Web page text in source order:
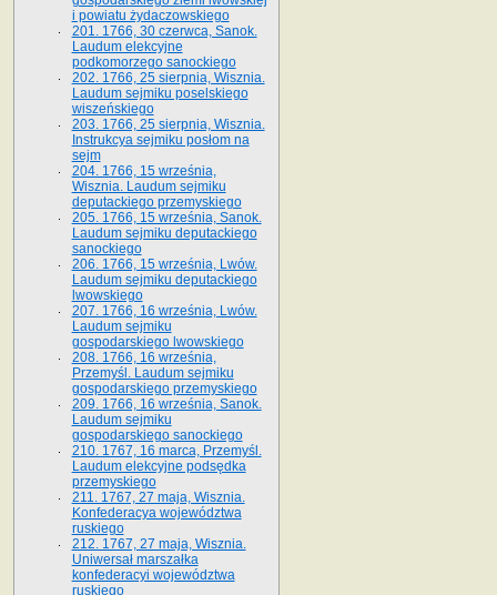
i powiatu żydaczowskiego
201. 1766, 30 czerwca, Sanok.
Laudum elekcyjne
podkomorzego sanockiego
202. 1766, 25 sierpnia, Wisznia.
Laudum sejmiku poselskiego
wiszeńskiego
203. 1766, 25 sierpnia, Wisznia.
Instrukcya sejmiku posłom na
sejm
204. 1766, 15 września,
Wisznia. Laudum sejmiku
deputackiego przemyskiego
205. 1766, 15 września, Sanok.
Laudum sejmiku deputackiego
sanockiego
206. 1766, 15 września, Lwów.
Laudum sejmiku deputackiego
lwowskiego
207. 1766, 16 września, Lwów.
Laudum sejmiku
gospodarskiego lwowskiego
208. 1766, 16 września,
Przemyśl. Laudum sejmiku
gospodarskiego przemyskiego
209. 1766, 16 września, Sanok.
Laudum sejmiku
gospodarskiego sanockiego
210. 1767, 16 marca, Przemyśl.
Laudum elekcyjne podsędka
przemyskiego
211. 1767, 27 maja, Wisznia.
Konfederacya województwa
ruskiego
212. 1767, 27 maja, Wisznia.
Uniwersał marszałka
konfederacyi województwa
ruskiego